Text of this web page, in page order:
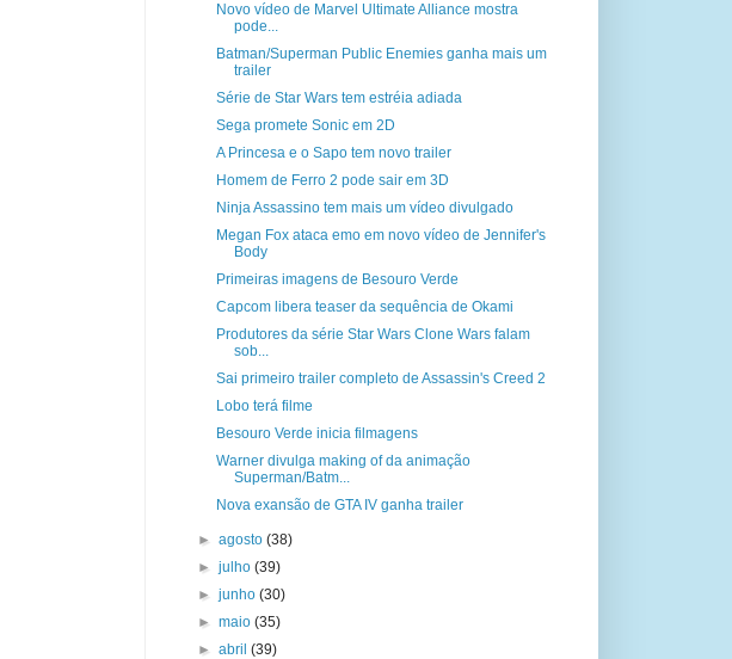
Novo vídeo de Marvel Ultimate Alliance mostra
pode...
Batman/Superman Public Enemies ganha mais um
trailer
Série de Star Wars tem estréia adiada
Sega promete Sonic em 2D
A Princesa e o Sapo tem novo trailer
Homem de Ferro 2 pode sair em 3D
Ninja Assassino tem mais um vídeo divulgado
Megan Fox ataca emo em novo vídeo de Jennifer's
Body
Primeiras imagens de Besouro Verde
Capcom libera teaser da sequência de Okami
Produtores da série Star Wars Clone Wars falam
sob...
Sai primeiro trailer completo de Assassin's Creed 2
Lobo terá filme
Besouro Verde inicia filmagens
Warner divulga making of da animação
Superman/Batm...
Nova exansão de GTA IV ganha trailer
►agosto(38)
►julho(39)
►junho(30)
►maio(35)
►abril(39)